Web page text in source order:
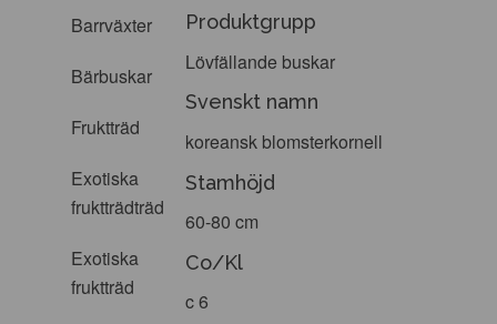
Barrväxter
Bärbuskar
Fruktträd
Exotiska
fruktträdträd
Exotiska
fruktträd
Produktgrupp
Lövfällande buskar
Svenskt namn
koreansk blomsterkornell
Stamhöjd
60-80 cm
Co/Kl
c 6